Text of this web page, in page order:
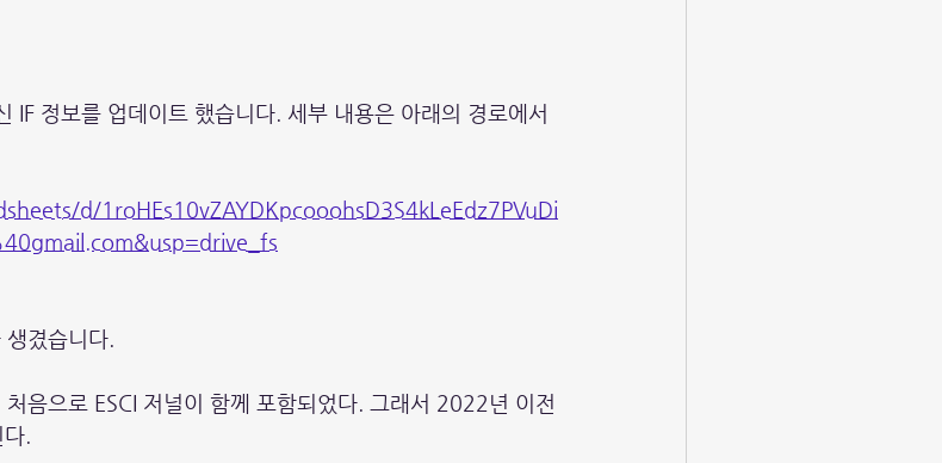
정보를 업데이트 했습니다. 세부 내용은 아래의 경로에서
d/1roHEs10vZAYDKpcooohsD3S4kLeEdz7PVuDi
겼습니다.
음으로 ESCI 저널이 함께 포함되었다. 그래서 2022년 이전
.